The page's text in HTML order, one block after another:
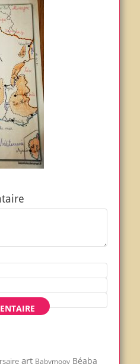
art Babymoov Béaba